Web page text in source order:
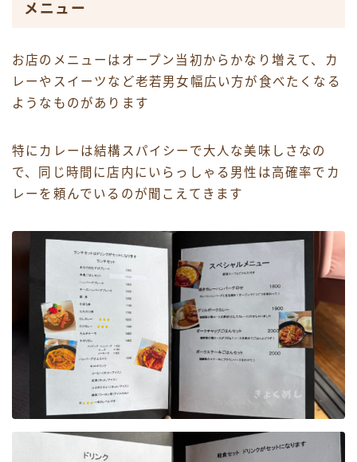
メニュー
お店のメニューはオープン当初からかなり増えて、カ
レーやスイーツなど老若男女幅広い方が食べたくなる
ようなものがあります
特にカレーは結構スパイシーで大人な美味しさなの
で、同じ時間に店内にいらっしゃる男性は高確率でカ
レーを頼んでいるのが聞こえてきます